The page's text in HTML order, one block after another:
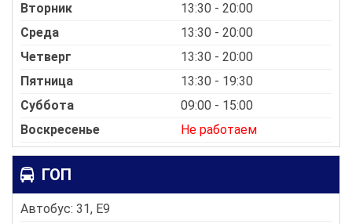
Вторник
13:30 - 20:00
Среда
13:30 - 20:00
Четверг
13:30 - 20:00
Пятница
13:30 - 19:30
Суббота
09:00 - 15:00
Воскресенье
Не работаем
ГОП
Автобус: 31, E9